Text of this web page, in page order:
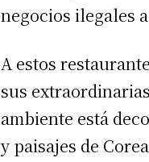
negocios ilegales
A estos
sus
ambiente está
y paisajes de